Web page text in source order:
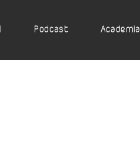
Podcast Academia